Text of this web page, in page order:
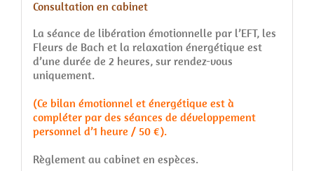
Consultation en cabinet
La séance de libération émotionnelle par l’EFT, les
Fleurs de Bach et la relaxation énergétique est
d’une durée de 2 heures, sur rendez-vous
uniquement.
(Ce bilan émotionnel et énergétique est à
compléter par des séances de développement
personnel d’1 heure / 50 €).
Règlement au cabinet en espèces.